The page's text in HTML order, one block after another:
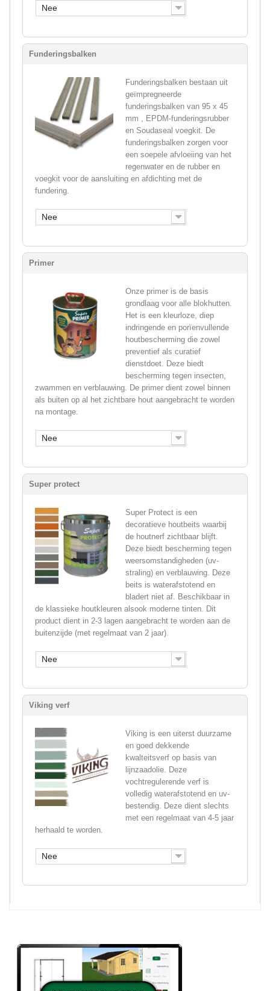
Nee
Funderingsbalken
Funderingsbalken bestaan uit
geïmpregneerde
funderingsbalken van 95 x 45
mm , EPDM-funderingsrubber
en Soudaseal voegkit. De
funderingsbalken zorgen voor
een soepele afvloeiing van het
regenwater en de rubber en
voegkit voor de aansluiting en afdichting met de
fundering.
Nee
Primer
Onze primer is de basis
grondlaag voor alle blokhutten.
Het is een kleurloze, diep
indringende en porïenvullende
houtbescherming die zowel
preventief als curatief
dienstdoet. Deze biedt
bescherming tegen insecten,
zwammen en verblauwing. De primer dient zowel binnen
als buiten op al het zichtbare hout aangebracht te worden
na montage.
Nee
Super protect
Super Protect is een
decoratieve houtbeits waarbij
de houtnerf zichtbaar blijft.
Deze biedt bescherming tegen
weersomstandigheden (uv-
straling) en verblauwing. Deze
beits is waterafstotend en
bladert niet af. Beschikbaar in
de klassieke houtkleuren alsook moderne tinten. Dit
product dient in 2-3 lagen aangebracht te worden aan de
buitenzijde (met regelmaat van 2 jaar).
Nee
Viking verf
Viking is een uiterst duurzame
en goed dekkende
kwalteitsverf op basis van
lijnzaadolie. Deze
vochtregulerende verf is
volledig waterafstotend en uv-
bestendig. Deze dient slechts
met een regelmaat van 4-5 jaar
herhaald te worden.
Nee